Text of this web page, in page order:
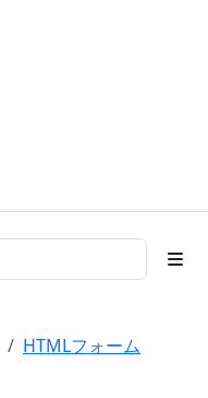
HTMLフォーム